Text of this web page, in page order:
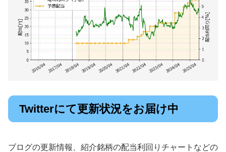
Twitterにて更新状況をお届け中
ブログの更新情報、紹介銘柄の配当利回りチャートなどの